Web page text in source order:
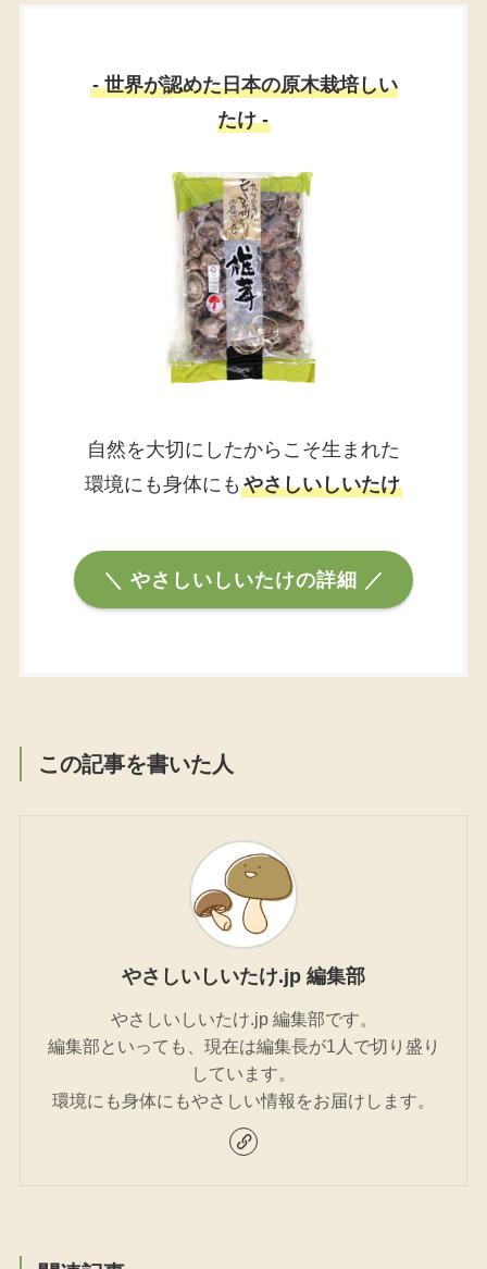
- 世界が認めた日本の原木栽培しい
たけ -
自然を大切にしたからこそ生まれた
環境にも身体にも やさしいしいたけ
＼ やさしいしいたけの詳細 ／
この記事を書いた人
やさしいしいたけ.jp 編集部
やさしいしいたけ.jp 編集部です。
編集部といっても、現在は編集長が1人で切り盛り
しています。
環境にも身体にもやさしい情報をお届けします。